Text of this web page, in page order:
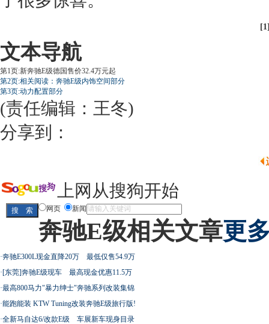
文本导航
第1页:新奔驰E级德国售价32.4万元起
第2页:相关阅读：奔驰E级内饰空间部分
第3页:动力配置部分
(责任编辑：王冬)
分享到：
上网从搜狗开始
网页 新闻
奔驰E级相关文章更
·奔驰E300L现金直降20万 最低仅售54.9万
·[东莞]奔驰E级现车 最高现金优惠11.5万
·最高800马力"暴力绅士"奔驰系列改装集锦
·能跑能装 KTW Tuning改装奔驰E级旅行版!
·全新马自达6/改款E级 车展新车现身目录